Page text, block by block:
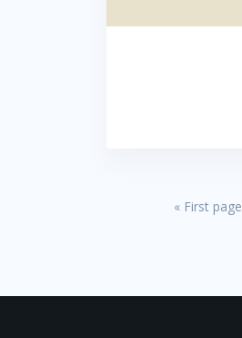
« First page